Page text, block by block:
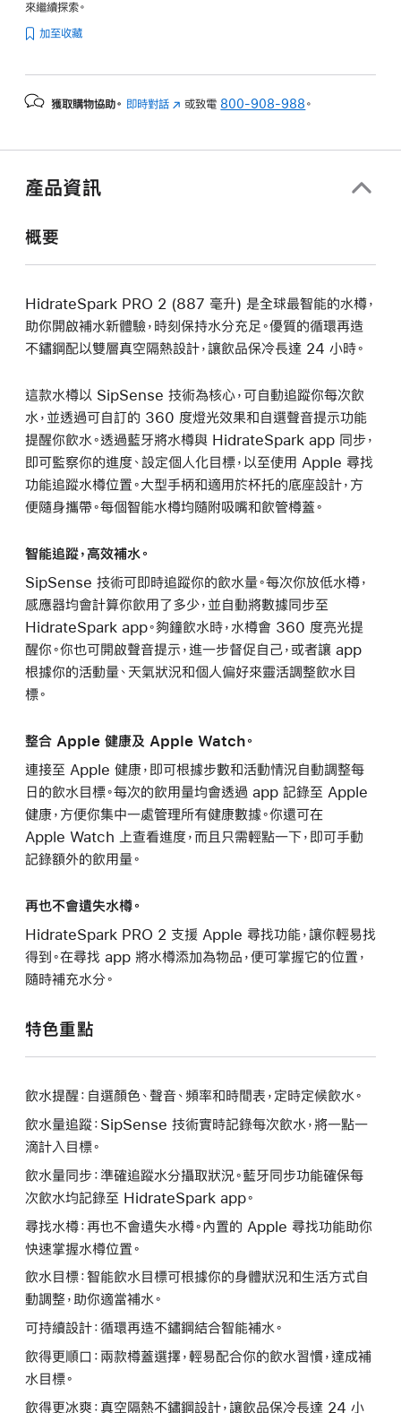
來繼續探索。
加至收藏
獲取購物協助。 即時對話 (以 或致電 800-908-988 。
產品資訊
概要
HidrateSpark PRO 2 (887 毫升) 是全球最智能的水樽，
助你開啟補水新體驗，時刻保持水分充足。優質的循環再造
不鏽鋼配以雙層真空隔熱設計，讓飲品保冷長達 24 小時。
這款水樽以 SipSense 技術為核心，可自動追蹤你每次飲
水，並透過可自訂的 360 度燈光效果和自選聲音提示功能
提醒你飲水。透過藍牙將水樽與 HidrateSpark app 同步，
即可監察你的進度、設定個人化目標，以至使用 Apple 尋找
功能追蹤水樽位置。大型手柄和適用於杯托的底座設計，方
便隨身攜帶。每個智能水樽均隨附吸嘴和飲管樽蓋。
智能追蹤，高效補水。
SipSense 技術可即時追蹤你的飲水量。每次你放低水樽，
感應器均會計算你飲用了多少，並自動將數據同步至
HidrateSpark app。夠鐘飲水時，水樽會 360 度亮光提
醒你。你也可開啟聲音提示，進一步督促自己，或者讓 app
根據你的活動量、天氣狀況和個人偏好來靈活調整飲水目
標。
整合 Apple 健康及 Apple Watch。
連接至 Apple 健康，即可根據步數和活動情況自動調整每
日的飲水目標。每次的飲用量均會透過 app 記錄至 Apple
健康，方便你集中一處管理所有健康數據。你還可在
Apple Watch 上查看進度，而且只需輕點一下，即可手動
記錄額外的飲用量。
再也不會遺失水樽。
HidrateSpark PRO 2 支援 Apple 尋找功能，讓你輕易找
得到。在尋找 app 將水樽添加為物品，便可掌握它的位置，
隨時補充水分。
特色重點
飲水提醒：自選顏色、聲音、頻率和時間表，定時定候飲水。
飲水量追蹤：SipSense 技術實時記錄每次飲水，將一點一
滴計入目標。
飲水量同步：準確追蹤水分攝取狀況。藍牙同步功能確保每
次飲水均記錄至 HidrateSpark app。
尋找水樽：再也不會遺失水樽。內置的 Apple 尋找功能助你
快速掌握水樽位置。
飲水目標：智能飲水目標可根據你的身體狀況和生活方式自
動調整，助你適當補水。
可持續設計：循環再造不鏽鋼結合智能補水。
飲得更順口：兩款樽蓋選擇，輕易配合你的飲水習慣，達成補
水目標。
飲得更冰爽：真空隔熱不鏽鋼設計，讓飲品保冷長達 24 小